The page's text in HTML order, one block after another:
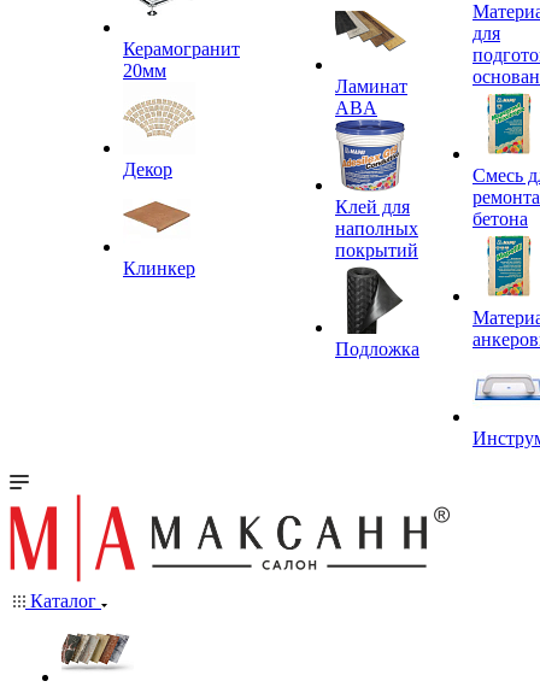
Керамогранит
20мм
Декор
Клинкер
Ламинат
ABA
Клей для
наполных
покрытий
Подложка
для
Смесь
ремонта
бетона
Каталог